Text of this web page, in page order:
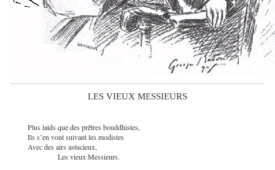
LES VIEUX MESSIEURS
Plus laids que des prêtres bouddhistes,
Ils s’en vont suivant les modistes
Avec des airs astucieux,
Les vieux Messieurs.